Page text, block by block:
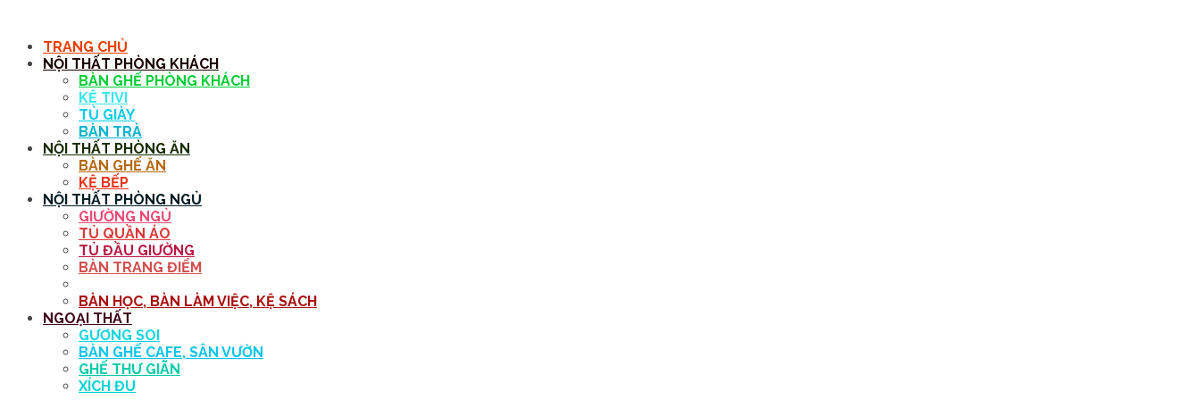
TRANG CHỦ
NỘI THẤT PHÒNG KHÁCH
BÀN GHẾ PHÒNG KHÁCH
KỆ TIVI
TỦ GIÀY
BÀN TRÀ
NỘI THẤT PHÒNG ĂN
BÀN GHẾ ĂN
KỆ BẾP
NỘI THẤT PHÒNG NGỦ
GIƯỜNG NGỦ
TỦ QUẦN ÁO
TỦ ĐẦU GIƯỜNG
BÀN TRANG ĐIỂM
BÀN HỌC, BÀN LÀM VIỆC, KỆ SÁCH
NGOẠI THẤT
GƯƠNG SOI
BÀN GHẾ CAFE, SÂN VƯỜN
GHẾ THƯ GIÃN
XÍCH ĐU